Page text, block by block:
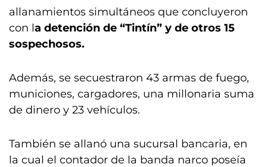
allanamientos simultáneos que concluyeron
con la detención de “Tintín” y de otros 15
sospechosos.
Además, se secuestraron 43 armas de fuego,
municiones, cargadores, una millonaria suma
de dinero y 23 vehículos.
También se allanó una sucursal bancaria, en
la cual el contador de la banda narco poseía